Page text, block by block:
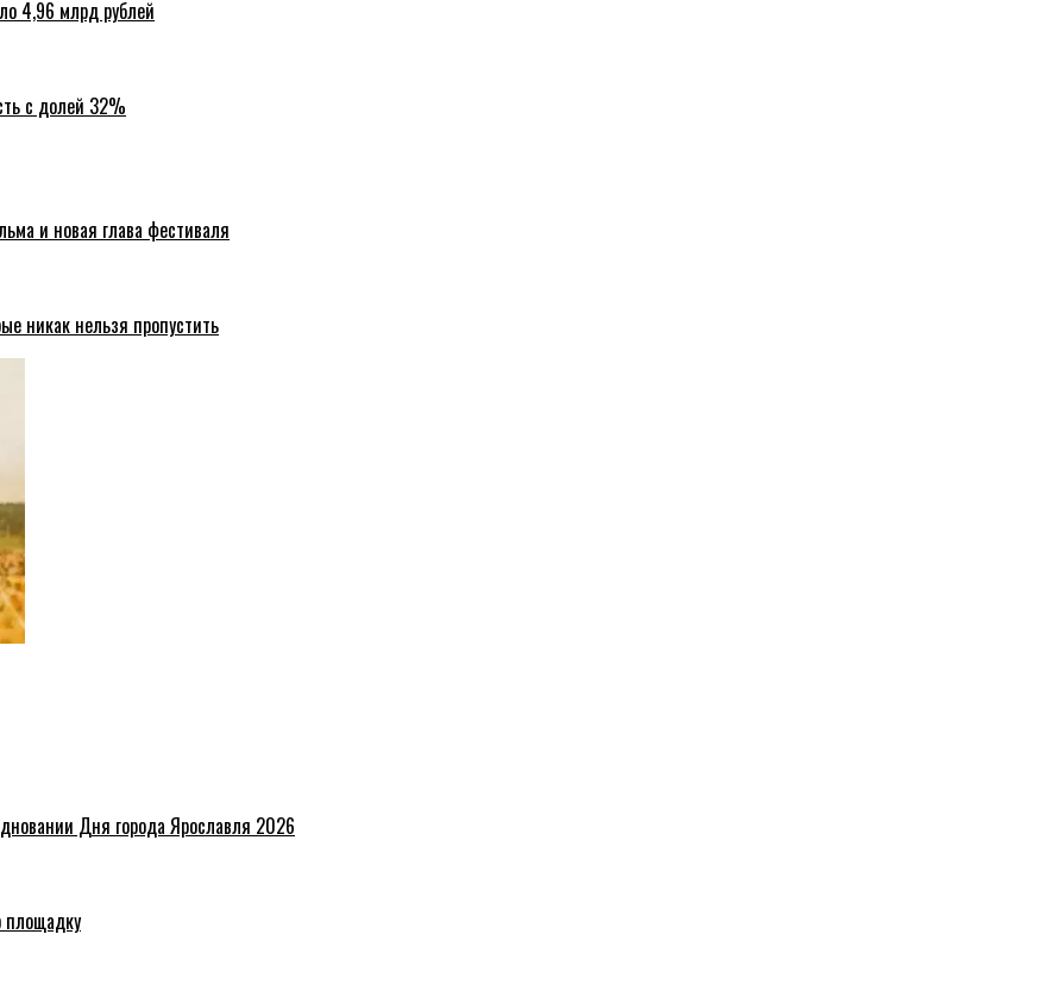
4,96 млрд рублей
с долей 32%
и новая глава фестиваля
никак нельзя пропустить
Дня города Ярославля 2026
площадку